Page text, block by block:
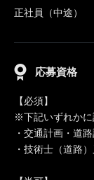
正社員（中途）
応募資格
【必須】
※下記いずれか
・交通計画・道
・技術士（道路